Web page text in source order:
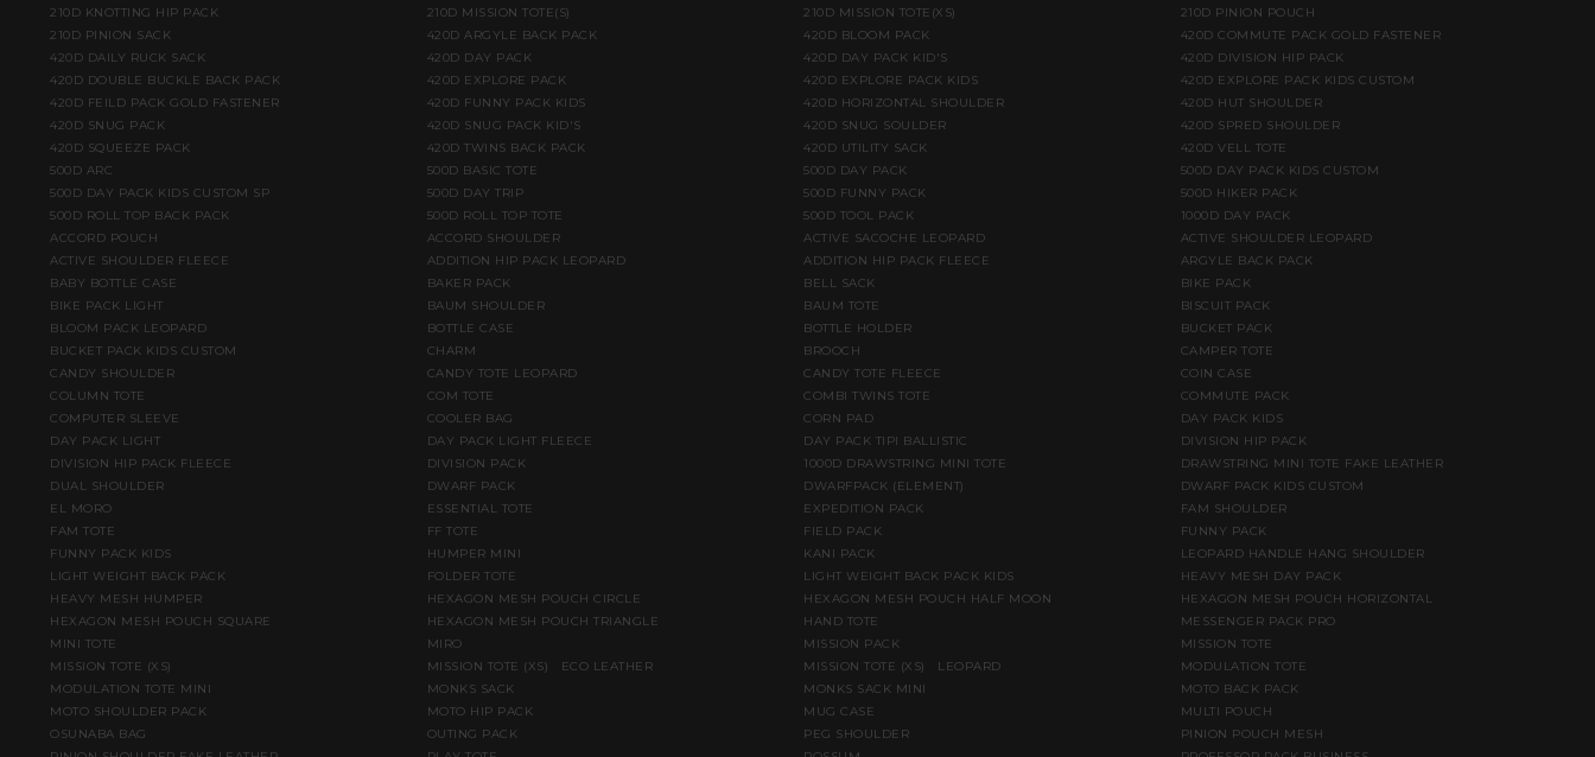
210D KNOTTING HIP PACK
210D MISSION TOTE(S) 210D MISSION TOTE(XS)
210D PINION POUCH
210D PINION SACK
420D ARGYLE BACK PACK 420D BLOOM PACK
420D COMMUTE PACK GOLD FASTENER
420D DAILY RUCK SACK
420D DAY PACK 420D DAY PACK KID'S
420D DIVISION HIP PACK
420D DOUBLE BUCKLE BACK PACK
420D EXPLORE PACK 420D EXPLORE PACK KIDS
420D EXPLORE PACK KIDS CUSTOM
420D FEILD PACK GOLD FASTENER
420D FUNNY PACK KIDS 420D HORIZONTAL SHOULDER
420D HUT SHOULDER
420D SNUG PACK
420D SNUG PACK KID'S 420D SNUG SOULDER
420D SPRED SHOULDER
420D SQUEEZE PACK
420D TWINS BACK PACK 420D UTILITY SACK
420D VELL TOTE
500D ARC
500D BASIC TOTE 500D DAY PACK
500D DAY PACK KIDS CUSTOM
500D DAY PACK KIDS CUSTOM SP
500D DAY TRIP 500D FUNNY PACK
500D HIKER PACK
500D ROLL TOP BACK PACK
500D ROLL TOP TOTE 500D TOOL PACK
1000D DAY PACK
ACCORD POUCH
ACCORD SHOULDER ACTIVE SACOCHE LEOPARD
ACTIVE SHOULDER LEOPARD
ACTIVE SHOULDER FLEECE
ADDITION HIP PACK LEOPARD ADDITION HIP PACK FLEECE
ARGYLE BACK PACK
BABY BOTTLE CASE
BAKER PACK BELL SACK
BIKE PACK
BIKE PACK LIGHT
BAUM SHOULDER BAUM TOTE
BISCUIT PACK
BLOOM PACK LEOPARD
BOTTLE CASE BOTTLE HOLDER
BUCKET PACK
BUCKET PACK KIDS CUSTOM
CHARM BROOCH
CAMPER TOTE
CANDY SHOULDER
CANDY TOTE LEOPARD CANDY TOTE FLEECE
COIN CASE
COLUMN TOTE
COM TOTE COMBI TWINS TOTE
COMMUTE PACK
COMPUTER SLEEVE
COOLER BAG CORN PAD
DAY PACK KIDS
DAY PACK LIGHT
DAY PACK LIGHT FLEECE DAY PACK TIPI BALLISTIC
DIVISION HIP PACK
DIVISION HIP PACK FLEECE
DIVISION PACK 1000D DRAWSTRING MINI TOTE
DRAWSTRING MINI TOTE FAKE LEATHER
DUAL SHOULDER
DWARF PACK DWARFPACK (ELEMENT)
DWARF PACK KIDS CUSTOM
EL MORO
ESSENTIAL TOTE EXPEDITION PACK
FAM SHOULDER
FAM TOTE
FF TOTE FIELD PACK
FUNNY PACK
FUNNY PACK KIDS
HUMPER MINI KANI PACK
LEOPARD HANDLE HANG SHOULDER
LIGHT WEIGHT BACK PACK
FOLDER TOTE LIGHT WEIGHT BACK PACK KIDS
HEAVY MESH DAY PACK
HEAVY MESH HUMPER
HEXAGON MESH POUCH CIRCLE HEXAGON MESH POUCH HALF MOON
HEXAGON MESH POUCH HORIZONTAL
HEXAGON MESH POUCH SQUARE
HEXAGON MESH POUCH TRIANGLE HAND TOTE
MESSENGER PACK PRO
MINI TOTE
MIRO MISSION PACK
MISSION TOTE
MISSION TOTE (XS)
MISSION TOTE (XS) ECO LEATHER MISSION TOTE (XS) LEOPARD
MODULATION TOTE
MODULATION TOTE MINI
MONKS SACK MONKS SACK MINI
MOTO BACK PACK
MOTO SHOULDER PACK
MOTO HIP PACK MUG CASE
MULTI POUCH
OSUNABA BAG
OUTING PACK PEG SHOULDER
PINION POUCH MESH